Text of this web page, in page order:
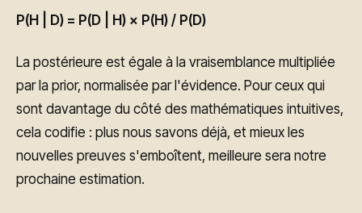
P(H | D) = P(D | H) × P(H) / P(D)
La postérieure est égale à la vraisemblance multipliée
par la prior, normalisée par l'évidence. Pour ceux qui
sont davantage du côté des mathématiques intuitives,
cela codifie : plus nous savons déjà, et mieux les
nouvelles preuves s'emboîtent, meilleure sera notre
prochaine estimation.